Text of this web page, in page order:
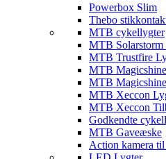
Powerbox Slim
Thebo
MTB cykellygter
MTB
MTB Trustfire
MTB
MTB
MTB Xeccon
MTB Xeccon
Godkendte
MTB Gaveæske
Action kamera